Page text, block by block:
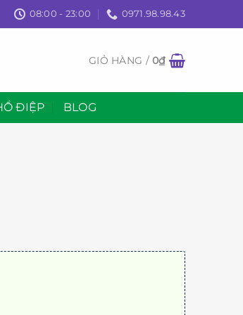
08:00 - 23:00 0971.98.98.43
GIỎ HÀNG /0₫
ĐIỆP BLOG